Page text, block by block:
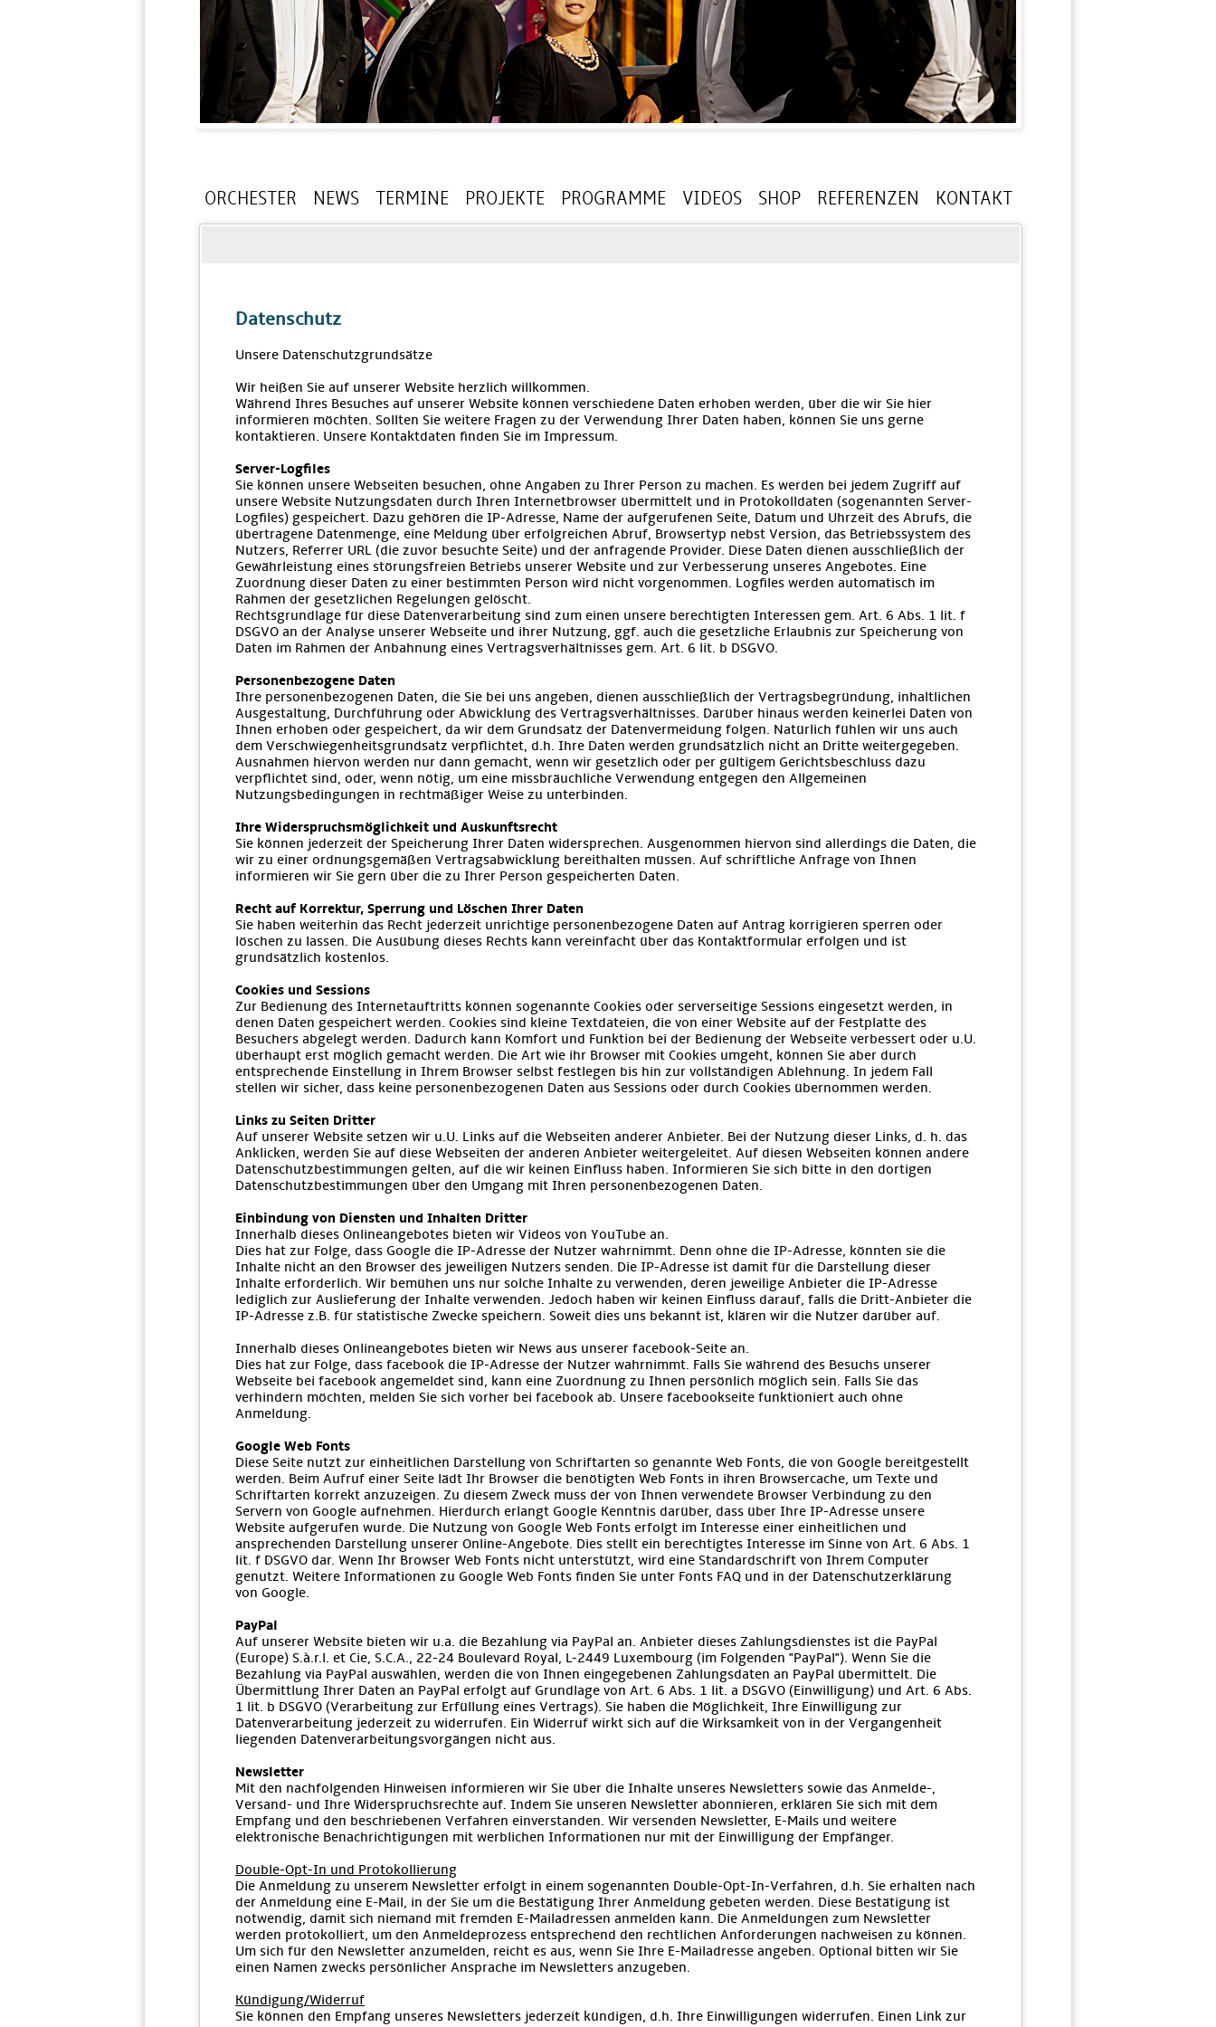
ORCHESTER NEWS TERMINE PROJEKTE PROGRAMME VIDEOS SHOP REFERENZEN KONTAKT
Datenschutz
Unsere Datenschutzgrundsätze
Wir heißen Sie auf unserer Website herzlich willkommen.
Während Ihres Besuches auf unserer Website können verschiedene Daten erhoben werden, über die wir Sie hier
informieren möchten. Sollten Sie weitere Fragen zu der Verwendung Ihrer Daten haben, können Sie uns gerne
kontaktieren. Unsere Kontaktdaten finden Sie im Impressum.
Server-Logfiles
Sie können unsere Webseiten besuchen, ohne Angaben zu Ihrer Person zu machen. Es werden bei jedem Zugriff auf
unsere Website Nutzungsdaten durch Ihren Internetbrowser übermittelt und in Protokolldaten (sogenannten Server-
Logfiles) gespeichert. Dazu gehören die IP-Adresse, Name der aufgerufenen Seite, Datum und Uhrzeit des Abrufs, die
übertragene Datenmenge, eine Meldung über erfolgreichen Abruf, Browsertyp nebst Version, das Betriebssystem des
Nutzers, Referrer URL (die zuvor besuchte Seite) und der anfragende Provider. Diese Daten dienen ausschließlich der
Gewährleistung eines störungsfreien Betriebs unserer Website und zur Verbesserung unseres Angebotes. Eine
Zuordnung dieser Daten zu einer bestimmten Person wird nicht vorgenommen. Logfiles werden automatisch im
Rahmen der gesetzlichen Regelungen gelöscht.
Rechtsgrundlage für diese Datenverarbeitung sind zum einen unsere berechtigten Interessen gem. Art. 6 Abs. 1 lit. f
DSGVO an der Analyse unserer Webseite und ihrer Nutzung, ggf. auch die gesetzliche Erlaubnis zur Speicherung von
Daten im Rahmen der Anbahnung eines Vertragsverhältnisses gem. Art. 6 lit. b DSGVO.
Personenbezogene Daten
Ihre personenbezogenen Daten, die Sie bei uns angeben, dienen ausschließlich der Vertragsbegründung, inhaltlichen
Ausgestaltung, Durchführung oder Abwicklung des Vertragsverhältnisses. Darüber hinaus werden keinerlei Daten von
Ihnen erhoben oder gespeichert, da wir dem Grundsatz der Datenvermeidung folgen. Natürlich fühlen wir uns auch
dem Verschwiegenheitsgrundsatz verpflichtet, d.h. Ihre Daten werden grundsätzlich nicht an Dritte weitergegeben.
Ausnahmen hiervon werden nur dann gemacht, wenn wir gesetzlich oder per gültigem Gerichtsbeschluss dazu
verpflichtet sind, oder, wenn nötig, um eine missbräuchliche Verwendung entgegen den Allgemeinen
Nutzungsbedingungen in rechtmäßiger Weise zu unterbinden.
Ihre Widerspruchsmöglichkeit und Auskunftsrecht
Sie können jederzeit der Speicherung Ihrer Daten widersprechen. Ausgenommen hiervon sind allerdings die Daten, die
wir zu einer ordnungsgemäßen Vertragsabwicklung bereithalten müssen. Auf schriftliche Anfrage von Ihnen
informieren wir Sie gern über die zu Ihrer Person gespeicherten Daten.
Recht auf Korrektur, Sperrung und Löschen Ihrer Daten
Sie haben weiterhin das Recht jederzeit unrichtige personenbezogene Daten auf Antrag korrigieren sperren oder
löschen zu lassen. Die Ausübung dieses Rechts kann vereinfacht über das Kontaktformular erfolgen und ist
grundsätzlich kostenlos.
Cookies und Sessions
Zur Bedienung des Internetauftritts können sogenannte Cookies oder serverseitige Sessions eingesetzt werden, in
denen Daten gespeichert werden. Cookies sind kleine Textdateien, die von einer Website auf der Festplatte des
Besuchers abgelegt werden. Dadurch kann Komfort und Funktion bei der Bedienung der Webseite verbessert oder u.U.
überhaupt erst möglich gemacht werden. Die Art wie ihr Browser mit Cookies umgeht, können Sie aber durch
entsprechende Einstellung in Ihrem Browser selbst festlegen bis hin zur vollständigen Ablehnung. In jedem Fall
stellen wir sicher, dass keine personenbezogenen Daten aus Sessions oder durch Cookies übernommen werden.
Links zu Seiten Dritter
Auf unserer Website setzen wir u.U. Links auf die Webseiten anderer Anbieter. Bei der Nutzung dieser Links, d. h. das
Anklicken, werden Sie auf diese Webseiten der anderen Anbieter weitergeleitet. Auf diesen Webseiten können andere
Datenschutzbestimmungen gelten, auf die wir keinen Einfluss haben. Informieren Sie sich bitte in den dortigen
Datenschutzbestimmungen über den Umgang mit Ihren personenbezogenen Daten.
Einbindung von Diensten und Inhalten Dritter
Innerhalb dieses Onlineangebotes bieten wir Videos von YouTube an.
Dies hat zur Folge, dass Google die IP-Adresse der Nutzer wahrnimmt. Denn ohne die IP-Adresse, könnten sie die
Inhalte nicht an den Browser des jeweiligen Nutzers senden. Die IP-Adresse ist damit für die Darstellung dieser
Inhalte erforderlich. Wir bemühen uns nur solche Inhalte zu verwenden, deren jeweilige Anbieter die IP-Adresse
lediglich zur Auslieferung der Inhalte verwenden. Jedoch haben wir keinen Einfluss darauf, falls die Dritt-Anbieter die
IP-Adresse z.B. für statistische Zwecke speichern. Soweit dies uns bekannt ist, klären wir die Nutzer darüber auf.
Innerhalb dieses Onlineangebotes bieten wir News aus unserer facebook-Seite an.
Dies hat zur Folge, dass facebook die IP-Adresse der Nutzer wahrnimmt. Falls Sie während des Besuchs unserer
Webseite bei facebook angemeldet sind, kann eine Zuordnung zu Ihnen persönlich möglich sein. Falls Sie das
verhindern möchten, melden Sie sich vorher bei facebook ab. Unsere facebookseite funktioniert auch ohne
Anmeldung.
Google Web Fonts
Diese Seite nutzt zur einheitlichen Darstellung von Schriftarten so genannte Web Fonts, die von Google bereitgestellt
werden. Beim Aufruf einer Seite lädt Ihr Browser die benötigten Web Fonts in ihren Browsercache, um Texte und
Schriftarten korrekt anzuzeigen. Zu diesem Zweck muss der von Ihnen verwendete Browser Verbindung zu den
Servern von Google aufnehmen. Hierdurch erlangt Google Kenntnis darüber, dass über Ihre IP-Adresse unsere
Website aufgerufen wurde. Die Nutzung von Google Web Fonts erfolgt im Interesse einer einheitlichen und
ansprechenden Darstellung unserer Online-Angebote. Dies stellt ein berechtigtes Interesse im Sinne von Art. 6 Abs. 1
lit. f DSGVO dar. Wenn Ihr Browser Web Fonts nicht unterstützt, wird eine Standardschrift von Ihrem Computer
genutzt. Weitere Informationen zu Google Web Fonts finden Sie unter Fonts FAQ und in der Datenschutzerklärung
von Google.
PayPal
Auf unserer Website bieten wir u.a. die Bezahlung via PayPal an. Anbieter dieses Zahlungsdienstes ist die PayPal
(Europe) S.à.r.l. et Cie, S.C.A., 22-24 Boulevard Royal, L-2449 Luxembourg (im Folgenden "PayPal"). Wenn Sie die
Bezahlung via PayPal auswählen, werden die von Ihnen eingegebenen Zahlungsdaten an PayPal übermittelt. Die
Übermittlung Ihrer Daten an PayPal erfolgt auf Grundlage von Art. 6 Abs. 1 lit. a DSGVO (Einwilligung) und Art. 6 Abs.
1 lit. b DSGVO (Verarbeitung zur Erfüllung eines Vertrags). Sie haben die Möglichkeit, Ihre Einwilligung zur
Datenverarbeitung jederzeit zu widerrufen. Ein Widerruf wirkt sich auf die Wirksamkeit von in der Vergangenheit
liegenden Datenverarbeitungsvorgängen nicht aus.
Newsletter
Mit den nachfolgenden Hinweisen informieren wir Sie über die Inhalte unseres Newsletters sowie das Anmelde-,
Versand- und Ihre Widerspruchsrechte auf. Indem Sie unseren Newsletter abonnieren, erklären Sie sich mit dem
Empfang und den beschriebenen Verfahren einverstanden. Wir versenden Newsletter, E-Mails und weitere
elektronische Benachrichtigungen mit werblichen Informationen nur mit der Einwilligung der Empfänger.
Double-Opt-In und Protokollierung
Die Anmeldung zu unserem Newsletter erfolgt in einem sogenannten Double-Opt-In-Verfahren, d.h. Sie erhalten nach
der Anmeldung eine E-Mail, in der Sie um die Bestätigung Ihrer Anmeldung gebeten werden. Diese Bestätigung ist
notwendig, damit sich niemand mit fremden E-Mailadressen anmelden kann. Die Anmeldungen zum Newsletter
werden protokolliert, um den Anmeldeprozess entsprechend den rechtlichen Anforderungen nachweisen zu können.
Um sich für den Newsletter anzumelden, reicht es aus, wenn Sie Ihre E-Mailadresse angeben. Optional bitten wir Sie
einen Namen zwecks persönlicher Ansprache im Newsletters anzugeben.
Kündigung/Widerruf
Sie können den Empfang unseres Newsletters jederzeit kündigen, d.h. Ihre Einwilligungen widerrufen. Einen Link zur